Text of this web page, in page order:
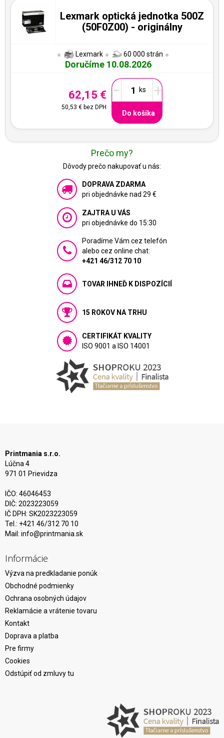
Lexmark optická jednotka 500Z
(50F0Z00) - originálny
Lexmark 60 000 strán
Doručíme 10.08.2026
62,15 €
50,53 € bez DPH
- +
Do košíka
Prečo my?
Dôvody prečo nakupovať u nás:
DOPRAVA ZDARMA
pri objednávke nad 29 €
ZAJTRA U VÁS
pri objednávke do 15:30
Poradíme Vám cez telefón
alebo cez online chat:
+421 46/312 70 10
TOVAR IHNEĎ K DISPOZÍCIÍ
15 ROKOV NA TRHU
CERTIFIKÁT KVALITY
ISO 9001 a ISO 14001
Printmania s.r.o.
Lúčna 4
971 01 Prievidza
IČO: 46046453
DIČ: 2023223059
IČ DPH: SK2023223059
Tel.: +421 46/312 70 10
Mail: info@printmania.sk
Informácie
Výzva na predkladanie ponúk
Obchodné podmienky
Ochrana osobných údajov
Reklamácie a vrátenie tovaru
Kontakt
Doprava a platba
Pre firmy
Cookies
Odstúpiť od zmluvy tu